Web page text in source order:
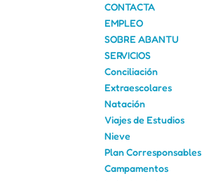
CONTACTA
EMPLEO
SOBRE ABANTU
SERVICIOS
Conciliación
Extraescolares
Natación
Viajes de Estudios
Nieve
Plan Corresponsables
Campamentos